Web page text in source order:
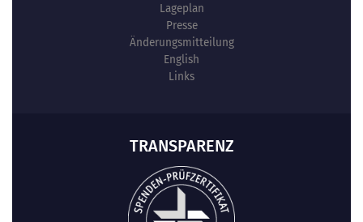
Lageplan
Presse
Änderungsmitteilung
English
Links
TRANSPARENZ